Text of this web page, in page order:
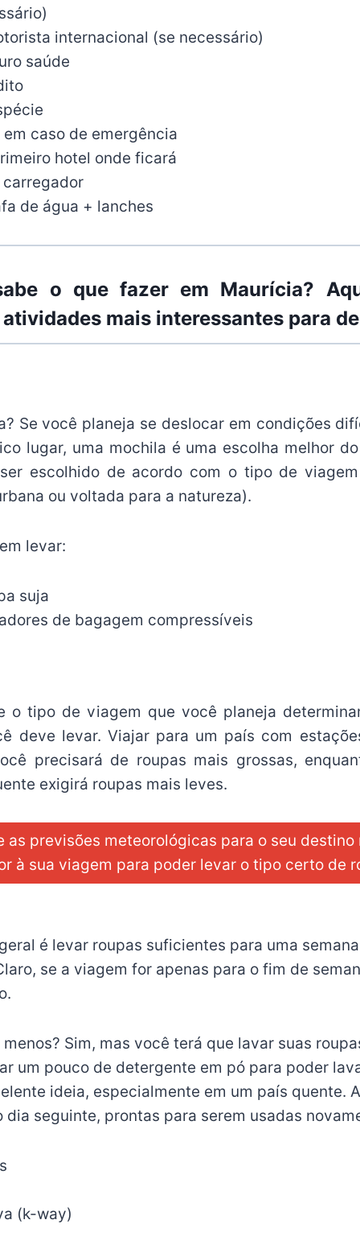
internacional (se necessário)
saúde
caso de emergência
hotel onde ficará
de água + lanches
o que fazer em Maurícia?
mais interessantes para
Se você planeja se deslocar em condições
lugar, uma mochila é uma escolha melhor
escolhido de acordo com o tipo de
ou voltada para a natureza).
levar:
suja
de bagagem compressíveis
o tipo de viagem que você planeja
deve levar. Viajar para um país com
precisará de roupas mais grossas,
exigirá roupas mais leves.
as previsões meteorológicas para o seu destino
à sua viagem para poder levar o tipo certo de
é levar roupas suficientes para uma
se a viagem for apenas para o fim de
Sim, mas você terá que lavar suas
um pouco de detergente em pó para poder
ideia, especialmente em um país quente.
dia seguinte, prontas para serem usadas
(k-way)